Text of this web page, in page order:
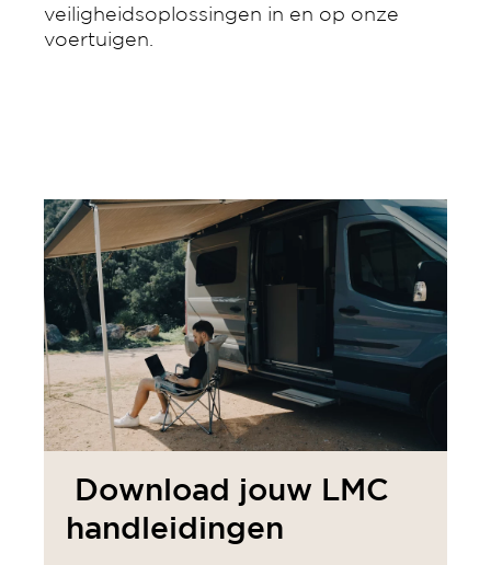
veiligheidsoplossingen in en op onze
voertuigen.
Download jouw LMC
handleidingen